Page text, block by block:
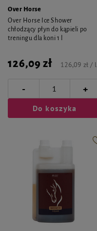
Over Horse
Over Horse Ice Shower
chłodzący płyn do kąpieli po
treningu dla koni 1 l
126,09 zł 126,09 zł / l
- +
Do koszyka